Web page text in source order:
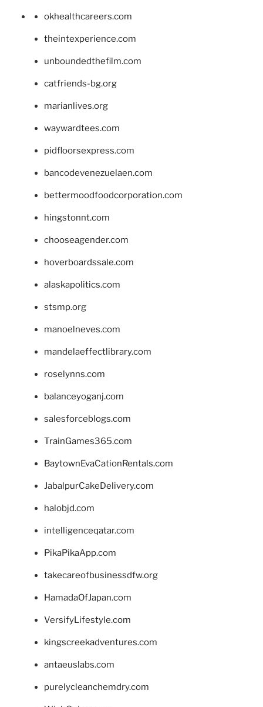
okhealthcareers.com
theintexperience.com
unboundedthefilm.com
catfriends-bg.org
marianlives.org
waywardtees.com
pidfloorsexpress.com
bancodevenezuelaen.com
bettermoodfoodcorporation.com
hingstonnt.com
chooseagender.com
hoverboardssale.com
alaskapolitics.com
stsmp.org
manoelneves.com
mandelaeffectlibrary.com
roselynns.com
balanceyoganj.com
salesforceblogs.com
TrainGames365.com
BaytownEvaCationRentals.com
JabalpurCakeDelivery.com
halobjd.com
intelligenceqatar.com
PikaPikaApp.com
takecareofbusinessdfw.org
HamadaOfJapan.com
VersifyLifestyle.com
kingscreekadventures.com
antaeuslabs.com
purelycleanchemdry.com